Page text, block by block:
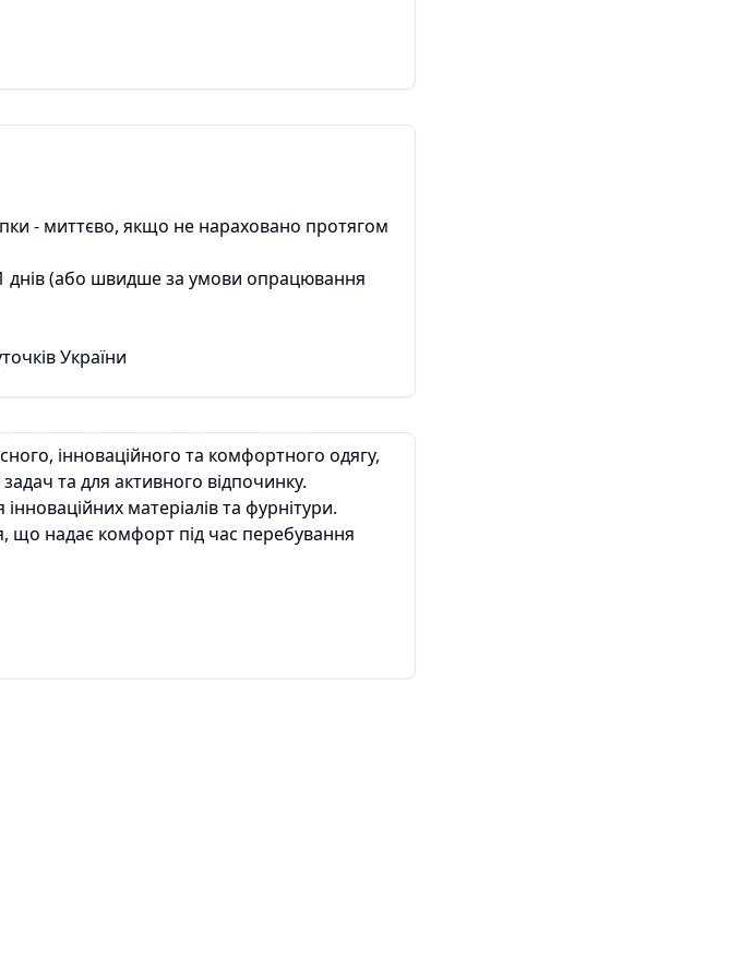
- миттєво, якщо не нараховано протягом
днів (або швидше за умови опрацювання
України
інноваційного та комфортного одягу,
та для активного відпочинку.
матеріалів та фурнітури.
надає комфорт під час перебування